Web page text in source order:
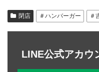
閉店 ＃ハンバーガー ＃
LINE公式アカウ